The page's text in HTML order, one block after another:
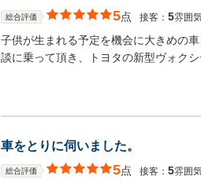
総合評価 5点 接客： 5雰囲
子供が生まれる予定を機会に大きめの
談に乗って頂き、トヨタの新型ヴォク
車をとりに伺いました。
総合評価 5点 接客： 5雰囲